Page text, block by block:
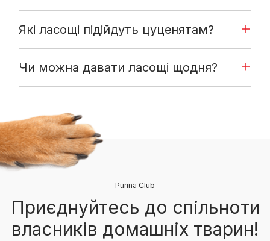
Які ласощі підійдуть цуценятам?
Чи можна давати ласощі щодня?
Purina Club
Приєднуйтесь до спільноти
власників домашніх тварин!